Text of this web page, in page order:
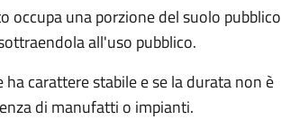
occupa una porzione del suolo pubblico
all'uso pubblico.
carattere stabile e se la durata non è
di manufatti o impianti.